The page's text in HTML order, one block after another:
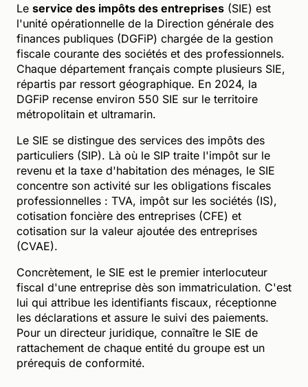
Le service des impôts des entreprises (SIE) est
l'unité opérationnelle de la Direction générale des
finances publiques (DGFiP) chargée de la gestion
fiscale courante des sociétés et des professionnels.
Chaque département français compte plusieurs SIE,
répartis par ressort géographique. En 2024, la
DGFiP recense environ 550 SIE sur le territoire
métropolitain et ultramarin.
Le SIE se distingue des services des impôts des
particuliers (SIP). Là où le SIP traite l'impôt sur le
revenu et la taxe d'habitation des ménages, le SIE
concentre son activité sur les obligations fiscales
professionnelles : TVA, impôt sur les sociétés (IS),
cotisation foncière des entreprises (CFE) et
cotisation sur la valeur ajoutée des entreprises
(CVAE).
Concrètement, le SIE est le premier interlocuteur
fiscal d'une entreprise dès son immatriculation. C'est
lui qui attribue les identifiants fiscaux, réceptionne
les déclarations et assure le suivi des paiements.
Pour un directeur juridique, connaître le SIE de
rattachement de chaque entité du groupe est un
prérequis de conformité.